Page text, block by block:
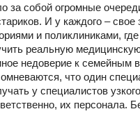
за собой огромные
И у каждого –
и поликлиниками,
реальную
недоверие к
что один
у специалистов
их персонала.